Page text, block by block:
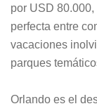
por USD
perfecta entre
vacaciones
parques
Orlando es el